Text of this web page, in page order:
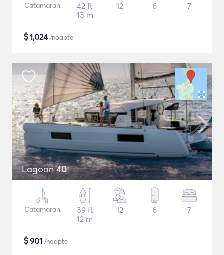
Catamaran
42 ft
13 m
12 6 7
$1,024/noapte
Lagoon 40
Catamaran
39 ft
12 m
12 6 7
$901 /noapte